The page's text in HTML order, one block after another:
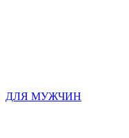
ДЛЯ МУЖЧИН